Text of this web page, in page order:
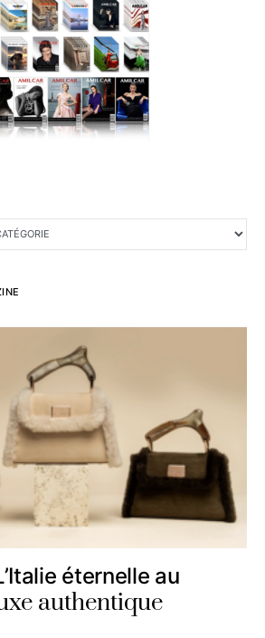
éternelle au
authentique